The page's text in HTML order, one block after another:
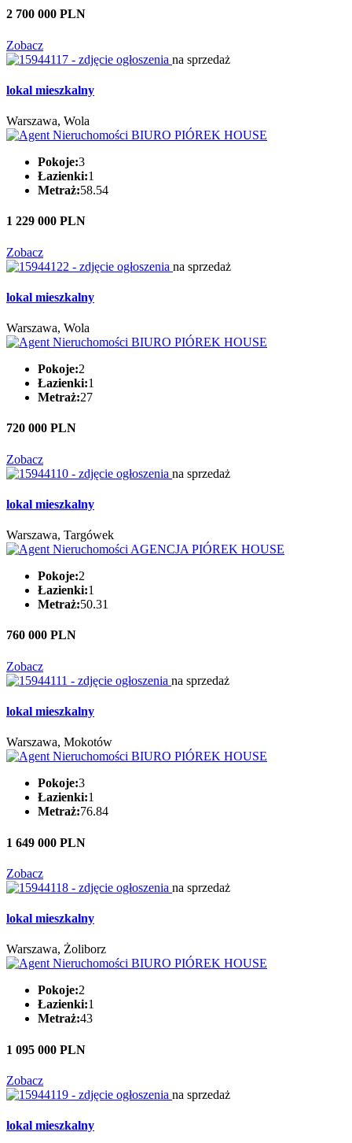
2 700 000 PLN
Zobacz
na sprzedaż
lokal mieszkalny
Warszawa, Wola
Pokoje:3
Łazienki:1
Metraż:58.54
1 229 000 PLN
Zobacz
na sprzedaż
lokal mieszkalny
Warszawa, Wola
Pokoje:2
Łazienki:1
Metraż:27
720 000 PLN
Zobacz
na sprzedaż
lokal mieszkalny
Warszawa, Targówek
Pokoje:2
Łazienki:1
Metraż:50.31
760 000 PLN
Zobacz
na sprzedaż
lokal mieszkalny
Warszawa, Mokotów
Pokoje:3
Łazienki:1
Metraż:76.84
1 649 000 PLN
Zobacz
na sprzedaż
lokal mieszkalny
Warszawa, Żoliborz
Pokoje:2
Łazienki:1
Metraż:43
1 095 000 PLN
Zobacz
na sprzedaż
lokal mieszkalny